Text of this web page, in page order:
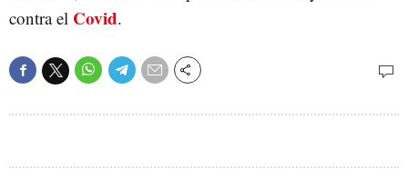
contra el Covid.